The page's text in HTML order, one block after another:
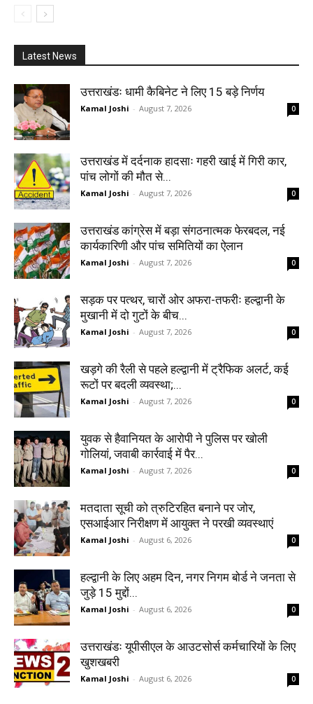
Latest News
उत्तराखंडः धामी कैबिनेट ने लिए 15 बड़े निर्णय
Kamal Joshi - August 7, 2026 0
उत्तराखंड में दर्दनाक हादसाः गहरी खाई में गिरी कार,
पांच लोगों की मौत से...
Kamal Joshi - August 7, 2026 0
उत्तराखंड कांग्रेस में बड़ा संगठनात्मक फेरबदल, नई
कार्यकारिणी और पांच समितियों का ऐलान
Kamal Joshi - August 7, 2026 0
सड़क पर पत्थर, चारों ओर अफरा-तफरीः हल्द्वानी के
मुखानी में दो गुटों के बीच...
Kamal Joshi - August 7, 2026 0
खड़गे की रैली से पहले हल्द्वानी में ट्रैफिक अलर्ट, कई
रूटों पर बदली व्यवस्था;...
Kamal Joshi - August 7, 2026 0
युवक से हैवानियत के आरोपी ने पुलिस पर खोली
गोलियां, जवाबी कार्रवाई में पैर...
Kamal Joshi - August 7, 2026 0
मतदाता सूची को त्रुटिरहित बनाने पर जोर,
एसआईआर निरीक्षण में आयुक्त ने परखी व्यवस्थाएं
Kamal Joshi - August 6, 2026 0
हल्द्वानी के लिए अहम दिन, नगर निगम बोर्ड ने जनता से
जुड़े 15 मुद्दों...
Kamal Joshi - August 6, 2026 0
उत्तराखंडः यूपीसीएल के आउटसोर्स कर्मचारियों के लिए
खुशखबरी
Kamal Joshi - August 6, 2026 0